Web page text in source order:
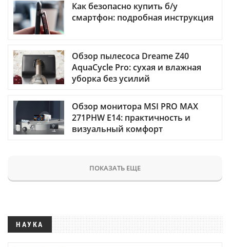
Как безопасно купить б/у
смартфон: подробная инструкция
Обзор пылесоса Dreame Z40
AquaCycle Pro: сухая и влажная
уборка без усилий
Обзор монитора MSI PRO MAX
271PHW E14: практичность и
визуальный комфорт
ПОКАЗАТЬ ЕЩЕ
НАУКА